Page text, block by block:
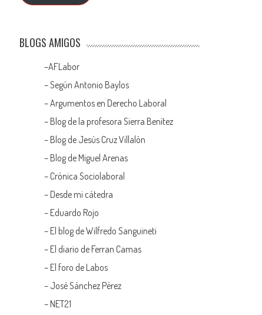
BLOGS AMIGOS
–AFLabor
– Según Antonio Baylos
–Argumentos en Derecho Laboral
– Blog de la profesora Sierra Benítez
– Blog de Jesús Cruz Villalón
– Blog de Miguel Arenas
– Crónica Sociolaboral
– Desde mi cátedra
– Eduardo Rojo
– El blog de Wilfredo Sanguineti
– El diario de Ferran Camas
– El foro de Labos
– José Sánchez Pérez
– NET21